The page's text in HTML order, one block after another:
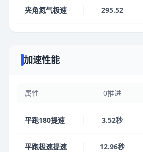
夹角氮气极速 295.52
加速性能
属性 0推进
平跑180提速 3.52秒
平跑极速提速 12.96秒